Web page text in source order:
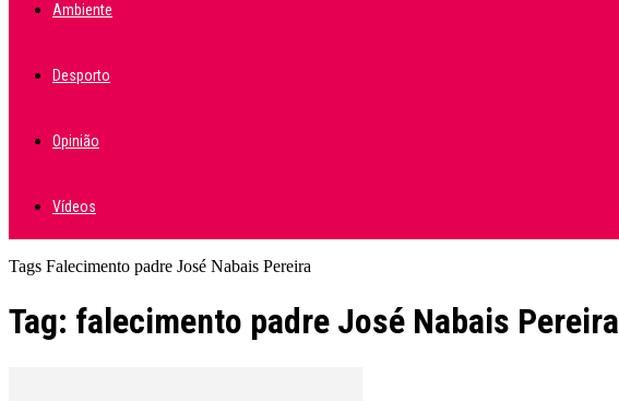
Ambiente
Desporto
Opinião
Vídeos
Tags Falecimento padre José Nabais Pereira
Tag: falecimento padre José Nabais Pereira